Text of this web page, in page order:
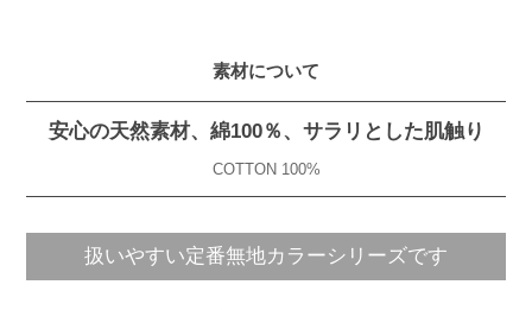
素材について
安心の天然素材、綿100％、サラリとした肌触り
COTTON 100%
扱いやすい定番無地カラーシリーズです